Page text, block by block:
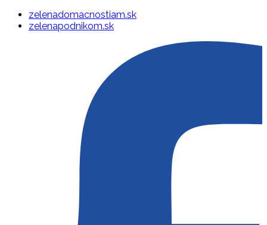
zelenadomacnostiam.sk
zelenapodnikom.sk